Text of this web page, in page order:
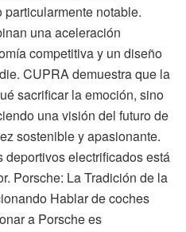
notable.
una aceleración
competitiva y un diseño
CUPRA demuestra que la
sacrificar la emoción, sino
una visión del futuro de
sostenible y apasionante.
electrificados está
Porsche: La Tradición de la
Hablar de coches
a Porsche es